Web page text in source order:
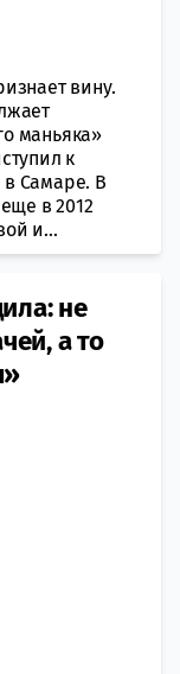
вину.
маньяка»
к
Самаре. В
в 2012
и...
не
а то